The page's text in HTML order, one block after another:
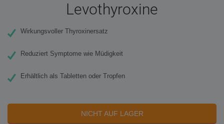
Levothyroxine
Wirkungsvoller Thyroxinersatz
Reduziert Symptome wie Müdigkeit
Erhältlich als Tabletten oder Tropfen
NICHT AUF LAGER